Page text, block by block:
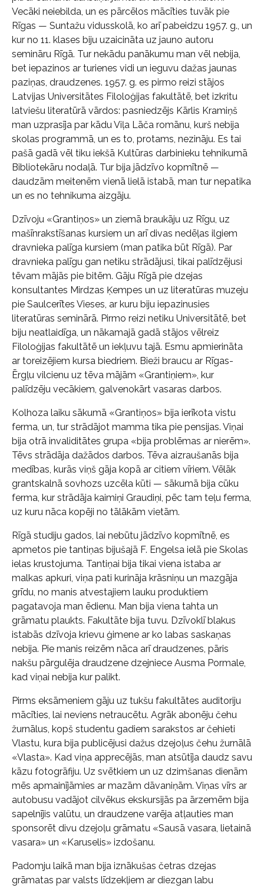
Vecāki neiebilda, un es pārcēlos mācīties tuvāk pie
Rīgas — Suntažu vidusskolā, ko arī pabeidzu 1957. g., un
kur no 11. klases biju uzaicināta uz jauno autoru
semināru Rīgā. Tur nekādu panākumu man vēl nebija,
bet iepazinos ar turienes vidi un ieguvu dažas jaunas
paziņas, draudzenes. 1957. g. es pirmo reizi stājos
Latvijas Universitātes Filoloģijas fakultātē, bet izkritu
latviešu literatūrā vārdos: pasniedzējs Kārlis Kramiņš
man uzprasīja par kādu Viļa Lāča romānu, kurš nebija
skolas programmā, un es to, protams, nezināju. Es tai
pašā gadā vēl tiku iekšā Kultūras darbinieku tehnikumā
Bibliotekāru nodaļā. Tur bija jādzīvo kopmītnē —
daudzām meitenēm vienā lielā istabā, man tur nepatika
un es no tehnikuma aizgāju.
Dzīvoju «Grantiņos» un ziemā braukāju uz Rīgu, uz
mašīnrakstīšanas kursiem un arī divas nedēļas ilgiem
dravnieka palīga kursiem (man patika būt Rīgā). Par
dravnieka palīgu gan netiku strādājusi, tikai palīdzējusi
tēvam mājās pie bitēm. Gāju Rīgā pie dzejas
konsultantes Mirdzas Ķempes un uz literatūras muzeju
pie Saulcerītes Vieses, ar kuru biju iepazinusies
literatūras seminārā. Pirmo reizi netiku Universitātē, bet
biju neatlaidīga, un nākamajā gadā stājos vēlreiz
Filoloģijas fakultātē un iekļuvu tajā. Esmu apmierināta
ar toreizējiem kursa biedriem. Bieži braucu ar Rīgas-
Ērgļu vilcienu uz tēva mājām «Grantiņiem», kur
palīdzēju vecākiem, galvenokārt vasaras darbos.
Kolhoza laiku sākumā «Grantiņos» bija ierīkota vistu
ferma, un, tur strādājot mamma tika pie pensijas. Viņai
bija otrā invaliditātes grupa «bija problēmas ar nierēm».
Tēvs strādāja dažādos darbos. Tēva aizraušanās bija
medības, kurās viņš gāja kopā ar citiem vīriem. Vēlāk
grantskalnā sovhozs uzcēla kūti — sākumā bija cūku
ferma, kur strādāja kaimiņi Graudiņi, pēc tam teļu ferma,
uz kuru nāca kopēji no tālākām vietām.
Rīgā studiju gados, lai nebūtu jādzīvo kopmītnē, es
apmetos pie tantiņas bijušajā F. Engelsa ielā pie Skolas
ielas krustojuma. Tantiņai bija tikai viena istaba ar
malkas apkuri, viņa pati kurināja krāsniņu un mazgāja
grīdu, no manis atvestajiem lauku produktiem
pagatavoja man ēdienu. Man bija viena tahta un
grāmatu plaukts. Fakultāte bija tuvu. Dzīvoklī blakus
istabās dzīvoja krievu ģimene ar ko labas saskaņas
nebija. Pie manis reizēm nāca arī draudzenes, pāris
nakšu pārgulēja draudzene dzejniece Ausma Pormale,
kad viņai nebija kur palikt.
Pirms eksāmeniem gāju uz tukšu fakultātes auditoriju
mācīties, lai neviens netraucētu. Agrāk abonēju čehu
žurnālus, kopš studentu gadiem sarakstos ar čehieti
Vlastu, kura bija publicējusi dažus dzejoļus čehu žurnālā
«Vlasta». Kad viņa apprecējās, man atsūtīja daudz savu
kāzu fotogrāfiju. Uz svētkiem un uz dzimšanas dienām
mēs apmainījāmies ar mazām dāvaniņām. Viņas vīrs ar
autobusu vadājot cilvēkus ekskursijās pa ārzemēm bija
sapelnījis valūtu, un draudzene varēja atļauties man
sponsorēt divu dzejoļu grāmatu «Sausā vasara, lietainā
vasara» un «Karuselis» izdošanu.
Padomju laikā man bija iznākušas četras dzejas
grāmatas par valsts līdzekļiem ar diezgan labu